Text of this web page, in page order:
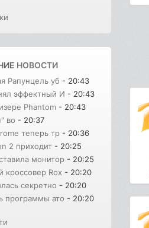
НОВОСТИ
Рапунцель уб - 20:43
эффектный И - 20:43
Phantom - 20:43
во - 20:37
теперь тр - 20:36
2 приходит - 20:25
монитор - 20:25
кроссовер Rox - 20:20
секретно - 20:20
программы ато - 20:20